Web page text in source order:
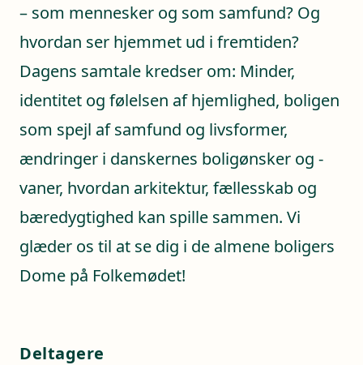
– som mennesker og som samfund? Og
hvordan ser hjemmet ud i fremtiden?
Dagens samtale kredser om: Minder,
identitet og følelsen af hjemlighed, boligen
som spejl af samfund og livsformer,
ændringer i danskernes boligønsker og -
vaner, hvordan arkitektur, fællesskab og
bæredygtighed kan spille sammen. Vi
glæder os til at se dig i de almene boligers
Dome på Folkemødet!
Deltagere